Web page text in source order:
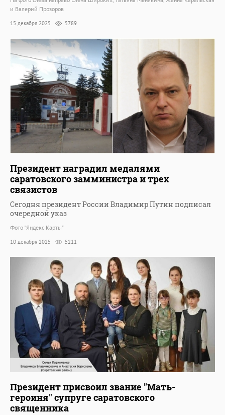
и Валерий Прозоров
15 декабря 2025 5789
Президент наградил медалями
саратовского замминистра и трех
связистов
Сегодня президент России Владимир Путин подписал
очередной указ
Фото "Яндекс Карты"
10 декабря 2025 5211
Президент присвоил звание "Мать-
героиня" супруге саратовского
священника